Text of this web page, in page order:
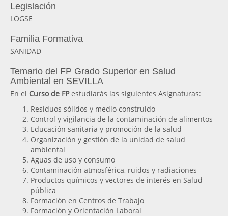
Legislación
LOGSE
Familia Formativa
SANIDAD
Temario del FP Grado Superior en Salud
Ambiental en SEVILLA
En el Curso de FPestudiarás las siguientes Asignaturas:
Residuos sólidos y medio construido
Control y vigilancia de la contaminación de alimentos
Educación sanitaria y promoción de la salud
Organización y gestión de la unidad de salud
ambiental
Aguas de uso y consumo
Contaminación atmosférica, ruidos y radiaciones
Productos químicos y vectores de interés en Salud
pública
Formación en Centros de Trabajo
Formación y Orientación Laboral